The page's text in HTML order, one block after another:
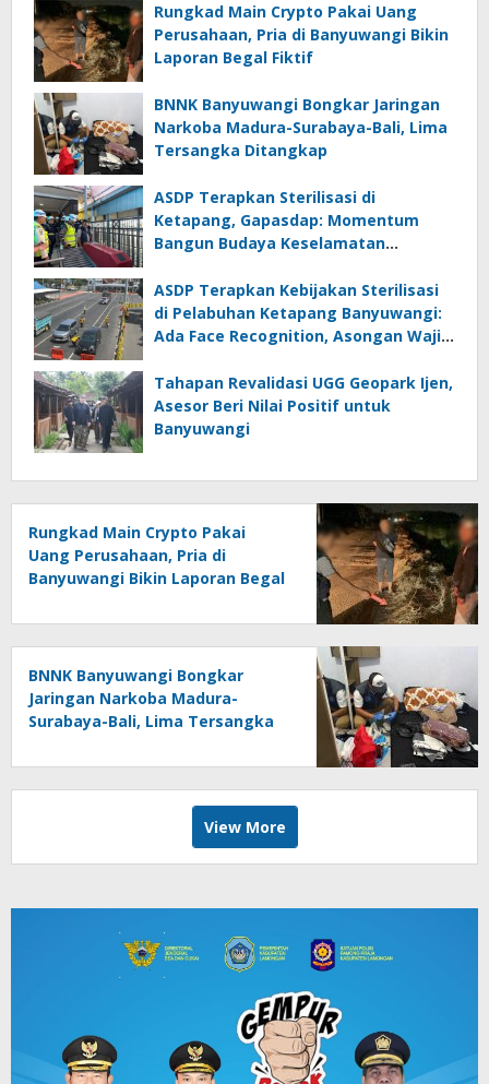
Rungkad Main Crypto Pakai Uang
Perusahaan, Pria di Banyuwangi Bikin
Laporan Begal Fiktif
BNNK Banyuwangi Bongkar Jaringan
Narkoba Madura-Surabaya-Bali, Lima
Tersangka Ditangkap
ASDP Terapkan Sterilisasi di
Ketapang, Gapasdap: Momentum
Bangun Budaya Keselamatan
ASDP Terapkan Kebijakan Sterilisasi
di Pelabuhan Ketapang Banyuwangi:
Ada Face Recognition, Asongan Wajib
Tahapan Revalidasi UGG Geopark Ijen,
Asesor Beri Nilai Positif untuk
Banyuwangi
Rungkad Main Crypto Pakai
Uang Perusahaan, Pria di
Banyuwangi Bikin Laporan Begal
BNNK Banyuwangi Bongkar
Jaringan Narkoba Madura-
Surabaya-Bali, Lima Tersangka
View More